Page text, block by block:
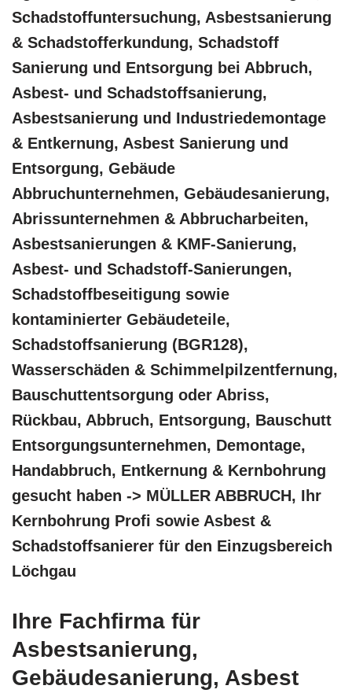
Schadstoffuntersuchung, Asbestsanierung
& Schadstofferkundung, Schadstoff
Sanierung und Entsorgung bei Abbruch,
Asbest- und Schadstoffsanierung,
Asbestsanierung und Industriedemontage
& Entkernung, Asbest Sanierung und
Entsorgung, Gebäude
Abbruchunternehmen, Gebäudesanierung,
Abrissunternehmen & Abbrucharbeiten,
Asbestsanierungen & KMF-Sanierung,
Asbest- und Schadstoff-Sanierungen,
Schadstoffbeseitigung sowie
kontaminierter Gebäudeteile,
Schadstoffsanierung (BGR128),
Wasserschäden & Schimmelpilzentfernung,
Bauschuttentsorgung oder Abriss,
Rückbau, Abbruch, Entsorgung, Bauschutt
Entsorgungsunternehmen, Demontage,
Handabbruch, Entkernung & Kernbohrung
gesucht haben -> MÜLLER ABBRUCH, Ihr
Kernbohrung Profi sowie Asbest &
Schadstoffsanierer für den Einzugsbereich
Löchgau
Ihre Fachfirma für
Asbestsanierung,
Gebäudesanierung, Asbest